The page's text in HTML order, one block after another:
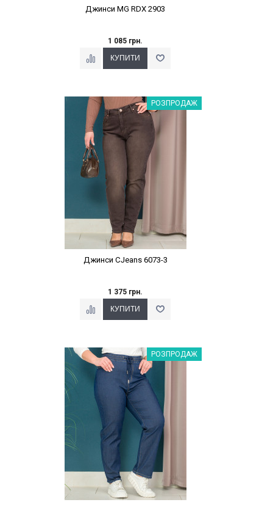
Джинси MG RDX 2903
1 085 грн.
Наклейки Варіант з %РОЗПРОДАЖ
Джинси CJeans 6073-3
1 375 грн.
Наклейки Варіант з %РОЗПРОДАЖ